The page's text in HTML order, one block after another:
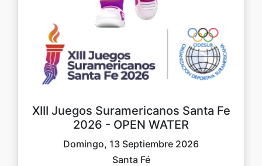
XIII Juegos Suramericanos Santa Fe
2026 - OPEN WATER
Domingo, 13 Septiembre 2026
Santa Fé